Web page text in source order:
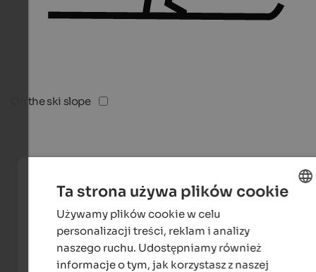
On the ski slope
Ta strona używa plików cookie
Używamy plików cookie w celu
personalizacji treści, reklam i analizy
naszego ruchu. Udostępniamy również
informacje o tym, jak korzystasz z naszej